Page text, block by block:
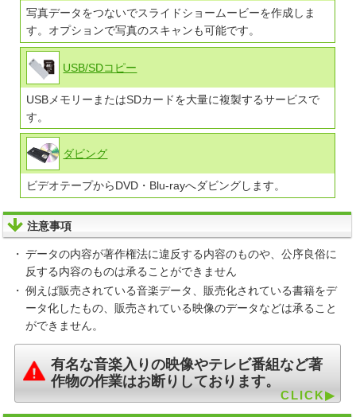
写真データをつないでスライドショームービーを作成しま
す。オプションで写真のスキャンも可能です。
USB/SDコピー
USBメモリーまたはSDカードを大量に複製するサービスで
す。
ダビング
ビデオテープからDVD・Blu-rayへダビングします。
注意事項
データの内容が著作権法に違反する内容のものや、公序良俗に
反する内容のものは承ることができません
例えば販売されている音楽データ、販売化されている書籍をデ
ータ化したもの、販売されている映像のデータなどは承ること
ができません。
有名な音楽入りの映像やテレビ番組など著
作物の作業はお断りしております。